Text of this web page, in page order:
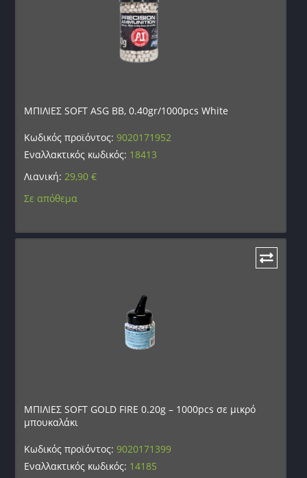
ΜΠΙΛΙΕΣ SOFT ASG BB, 0.40gr/1000pcs White
Κωδικός προϊόντος:9020171952
Εναλλακτικός κωδικός: 18413
Λιανική:29,90€
Σε απόθεμα
ΜΠΙΛΙΕΣ SOFT GOLD FIRE 0.20g – 1000pcs σε μικρό
μπουκαλάκι
Κωδικός προϊόντος:9020171399
Εναλλακτικός κωδικός: 14185